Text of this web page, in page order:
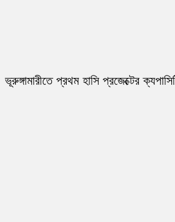
ভূরুঙ্গামারীতে প্রথম হাসি প্রজেক্টের